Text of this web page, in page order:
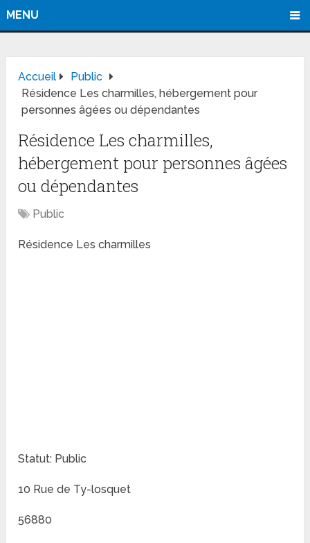
MENU
Accueil
Public
Résidence Les charmilles, hébergement pour
personnes âgées ou dépendantes
Résidence Les charmilles,
hébergement pour personnes âgées
ou dépendantes
Public
Résidence Les charmilles
Statut: Public
10 Rue de Ty-losquet
56880